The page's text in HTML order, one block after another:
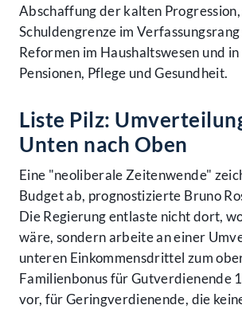
Abschaffung der kalten
Schuldengrenze im
Reformen im Haushaltswesen und
Pensionen, Pflege und Gesundheit.
Liste Pilz:
Unten nach Oben
Eine "neoliberale Zeitenwende"
Budget ab, prognostizierte Bruno
Die Regierung entlaste nicht dort,
wäre, sondern arbeite an einer
unteren Einkommensdrittel zum
Familienbonus für Gutverdienende
vor, für Geringverdienende, die